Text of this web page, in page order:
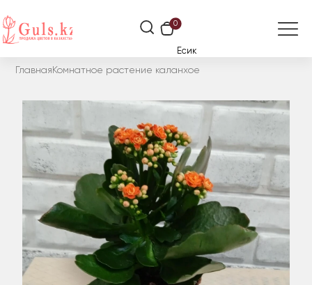
0
Есик
Главная Комнатное растение каланхое